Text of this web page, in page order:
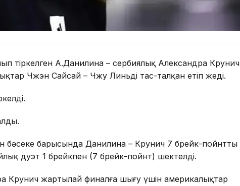
тіркелген А.Данилина – сербиялық Александра Крунич
Чжэн Сайсай – Чжу Линьді тас-талқан етіп жеңді.
бәсеке барысында Данилина – Крунич 7 брейк-пойнттың
дуэт 1 брейкпен (7 брейк-пойнт) шектелді.
Крунич жартылай финалға шығу үшін америкалықтар